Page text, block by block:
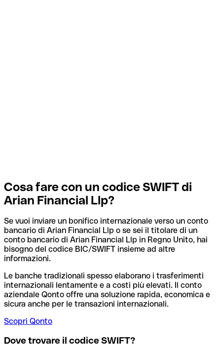
Cosa fare con un codice SWIFT di
Arian Financial Llp?
Se vuoi inviare un bonifico internazionale verso un conto
bancario di Arian Financial Llp o se sei il titolare di un
conto bancario di Arian Financial Llp in Regno Unito, hai
bisogno del codice BIC/SWIFT insieme ad altre
informazioni.
Le banche tradizionali spesso elaborano i trasferimenti
internazionali lentamente e a costi più elevati. Il conto
aziendale Qonto offre una soluzione rapida, economica e
sicura anche per le transazioni internazionali.
Scopri Qonto
Dove trovare il codice SWIFT?